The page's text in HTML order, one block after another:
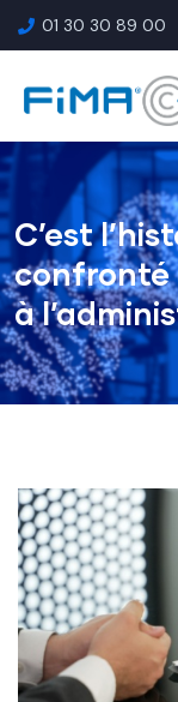
01 30 30 89 00
C’est
confronté
à